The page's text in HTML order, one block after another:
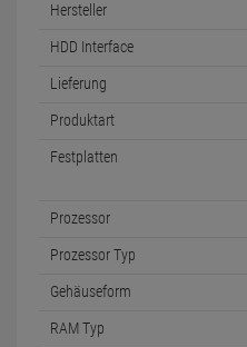
Hersteller
HDD Interface
Lieferung
Produktart
Festplatten
Prozessor
Prozessor Typ
Gehäuseform
RAM Typ